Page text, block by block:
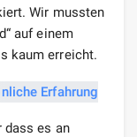
Wir mussten
auf einem
kaum erreicht.
dass es an